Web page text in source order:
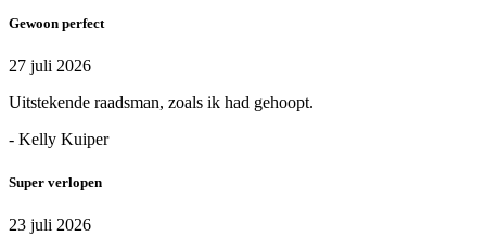
Gewoon perfect
27 juli 2026
Uitstekende raadsman, zoals ik had gehoopt.
- Kelly Kuiper
Super verlopen
23 juli 2026